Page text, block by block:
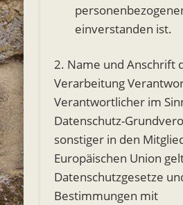
einverstanden ist.
2. Name und Anschrift
Verarbeitung
Verantwortlicher im
Datenschutz-
sonstiger in den
Europäischen Union
Datenschutzgesetze
Bestimmungen mit